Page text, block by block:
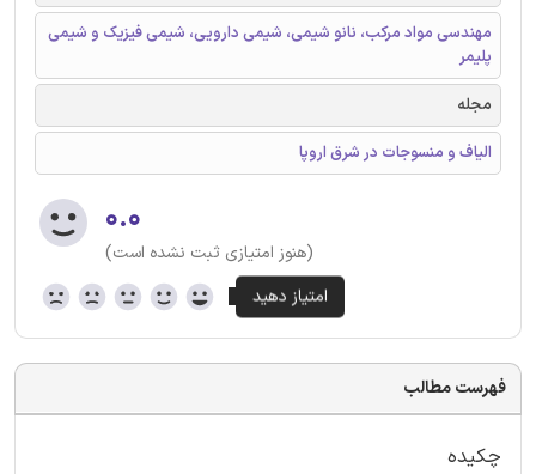
مهندسی مواد مرکب، نانو شیمی، شیمی دارویی، شیمی فیزیک و شیمی
پلیمر
مجله
الیاف و منسوجات در شرق اروپا
۰.۰
(هنوز امتیازی ثبت نشده است)
فهرست مطالب
چكيده